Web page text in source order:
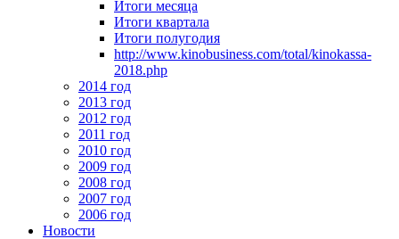
Итоги месяца
Итоги квартала
Итоги полугодия
http://www.kinobusiness.com/total/kinokassa-
2018.php
2014 год
2013 год
2012 год
2011 год
2010 год
2009 год
2008 год
2007 год
2006 год
Новости